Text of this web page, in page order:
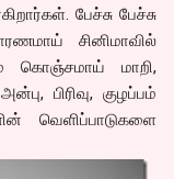
பேச்சு பேச்சு
சினிமாவில்
கொஞ்சமாய் மாறி,
பிரிவு, குழப்பம்
வெளிப்பாடுகளை